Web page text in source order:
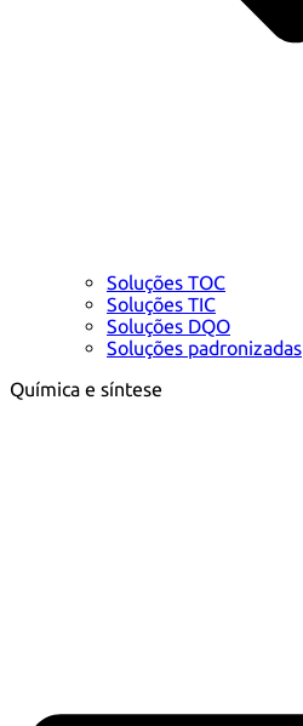
Soluções TOC
Soluções TIC
Soluções DQO
Soluções padronizadas
Química e síntese